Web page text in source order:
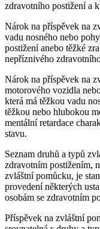
zdravotního postižení a
Nárok na příspěvek na
vadu nosného nebo
postižení anebo těžké
nepříznivého
Nárok na příspěvek na
motorového vozidla
která má těžkou vadu
těžkou nebo hlubokou
mentální retardace
stavu.
Seznam druhů a typů
zdravotním postižením,
zvláštní pomůcku, je
provedení některých
osobám se zdravotním
Příspěvek na zvláštní